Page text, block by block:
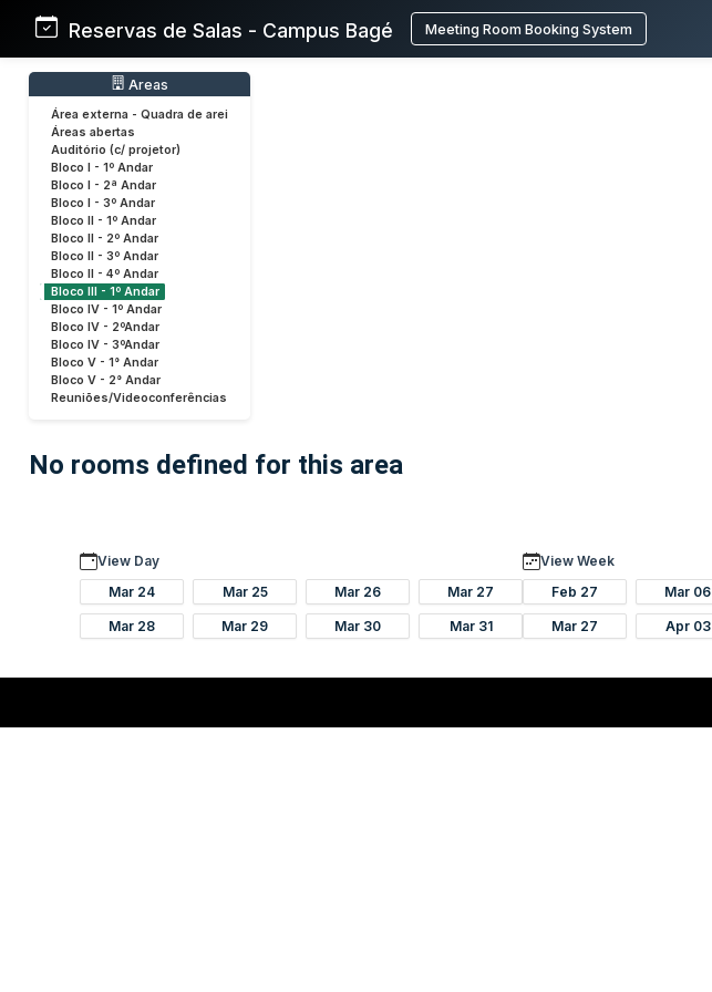
Reservas de Salas - Campus Bagé Meeting Room Booking System
Areas
Área externa - Quadra de arei
Áreas abertas
Auditório (c/ projetor)
Bloco I - 1º Andar
Bloco I - 2ª Andar
Bloco I - 3º Andar
Bloco II - 1º Andar
Bloco II - 2º Andar
Bloco II - 3º Andar
Bloco II - 4º Andar
Bloco III - 1º Andar
Bloco IV - 1º Andar
Bloco IV - 2ºAndar
Bloco IV - 3ºAndar
Bloco V - 1° Andar
Bloco V - 2° Andar
Reuniões/Videoconferências
No rooms defined for this area
View Day
Mar 24
Mar 25 Mar 26 Mar 27
Mar 28 Mar 29 Mar 30 Mar 31
View Week
Feb 27
Mar 06
Mar 27 Apr 03